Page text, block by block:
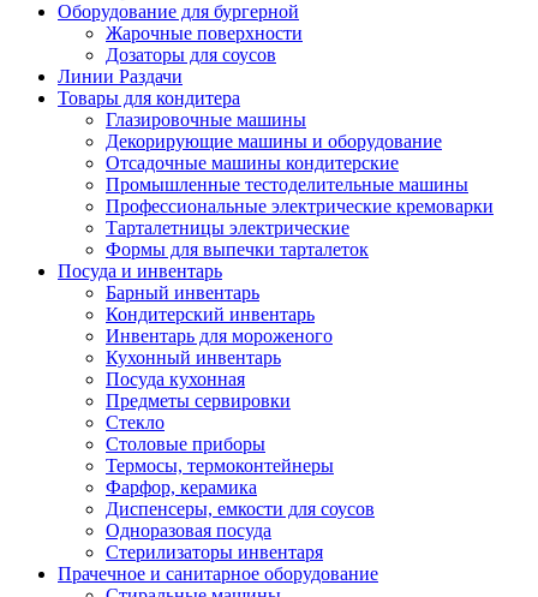
Оборудование для бургерной
Жарочные поверхности
Дозаторы для соусов
Линии Раздачи
Товары для кондитера
Глазировочные машины
Декорирующие машины и оборудование
Отсадочные машины кондитерские
Промышленные тестоделительные машины
Профессиональные электрические кремоварки
Тарталетницы электрические
Формы для выпечки тарталеток
Посуда и инвентарь
Барный инвентарь
Кондитерский инвентарь
Инвентарь для мороженого
Кухонный инвентарь
Посуда кухонная
Предметы сервировки
Стекло
Столовые приборы
Термосы, термоконтейнеры
Фарфор, керамика
Диспенсеры, емкости для соусов
Одноразовая посуда
Стерилизаторы инвентаря
Прачечное и санитарное оборудование